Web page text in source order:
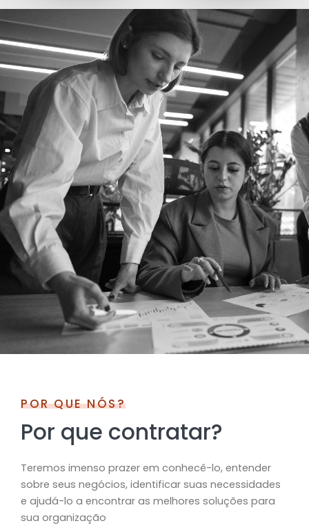
POR QUE NÓS?
Por que contratar?
Teremos imenso prazer em conhecê-lo, entender
sobre seus negócios, identificar suas necessidades
e ajudá-lo a encontrar as melhores soluções para
sua organização